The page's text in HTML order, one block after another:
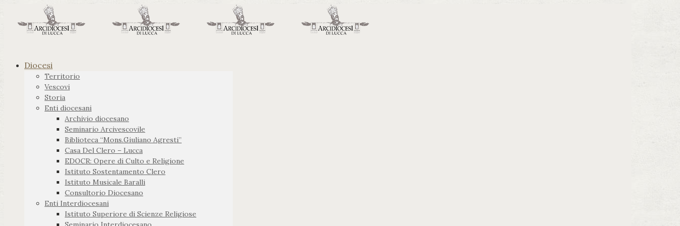
Diocesi
Territorio
Vescovi
Storia
Enti diocesani
Archivio diocesano
Seminario Arcivescovile
Biblioteca “Mons.Giuliano Agresti”
Casa Del Clero – Lucca
EDOCR: Opere di Culto e Religione
Istituto Sostentamento Clero
Istituto Musicale Baralli
Consultorio Diocesano
Enti Interdiocesani
Istituto Superiore di Scienze Religiose